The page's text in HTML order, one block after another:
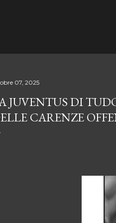
07, 2025
JUVENTUS DI
CARENZE